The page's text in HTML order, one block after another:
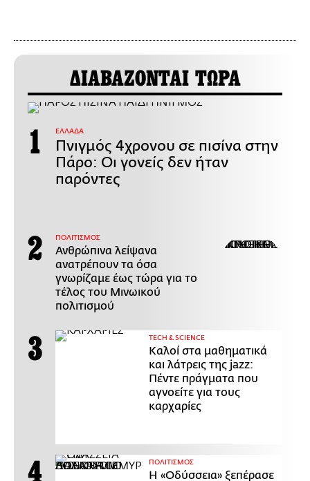
ΔΙΑΒΑΖΟΝΤΑΙ ΤΩΡΑ
ΕΛΛΑΔΑ
Πνιγμός 4χρονου σε πισίνα στην
Πάρο: Οι γονείς δεν ήταν
παρόντες
ΠΟΛΙΤΙΣΜΟΣ
Ανθρώπινα λείψανα
ανατρέπουν τα όσα
γνωρίζαμε έως τώρα για το
τέλος του Μινωικού
πολιτισμού
ΤECH & SCIENCE
Καλοί στα μαθηματικά
και λάτρεις της jazz:
Πέντε πράγματα που
αγνοείτε για τους
καρχαρίες
ΠΟΛΙΤΙΣΜΟΣ
Η «Οδύσσεια» ξεπέρασε